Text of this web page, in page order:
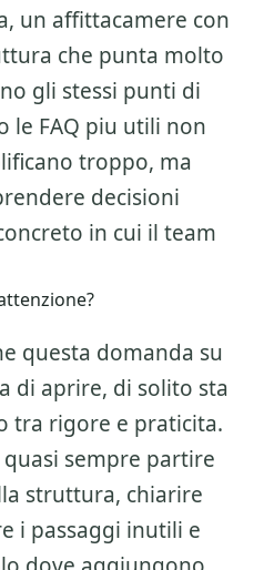
un affittacamere con
che punta molto
gli stessi punti di
le FAQ piu utili non
troppo, ma
decisioni
in cui il team
questa domanda su
di aprire, di solito sta
tra rigore e praticita.
sempre partire
struttura, chiarire
i passaggi inutili e